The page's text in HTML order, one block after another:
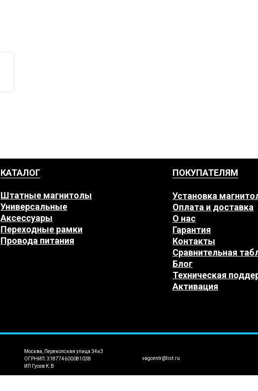
ПОКУПАТЕЛЯМ
КАТАЛОГ
Москва, Перекопская улица 34к3
ОГРНИП: 318774600081038
ИП Гусев К.В
vagcentr@list.ru
Аксессуары
Провода питания
Штатные магнитолы
Переходные рамки
Универсальные
Установка
Контакты
Сравнительная
Блог
Техническая
Активация
Оплата и доставка
О нас
Гарантия